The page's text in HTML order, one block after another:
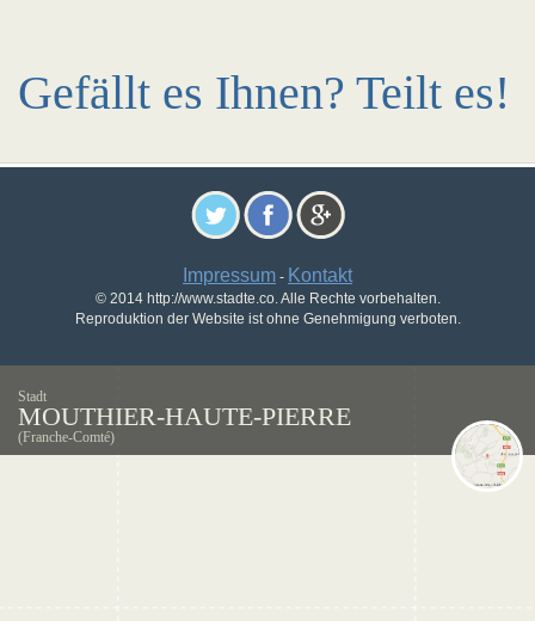
Gefällt es Ihnen? Teilt es!
Impressum - Kontakt
© 2014 http://www.stadte.co. Alle Rechte vorbehalten.
Reproduktion der Website ist ohne Genehmigung verboten.
Stadt
MOUTHIER-HAUTE-PIERRE
(Franche-Comté)